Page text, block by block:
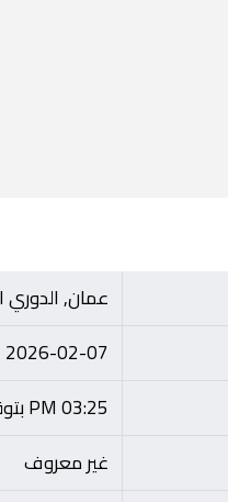
عمان, الدوري
2026-02-07
03:25 PM بتوقيت مصر
غير معروف